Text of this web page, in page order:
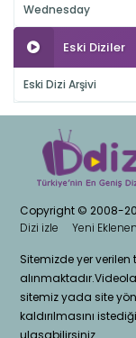
Wednesday
Eski Diziler
Eski Dizi Arşivi
Copyright © 2008-
Dizi izle
Yeni
Sitemizde yer
sitemiz yada site
kaldırılmasını
ulasabilirsiniz.